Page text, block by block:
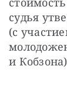
судья
(с
и